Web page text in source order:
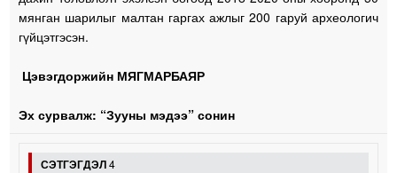
мянган шарилыг малтан гаргах ажлыг 200 гаруй археологич
гүйцэтгэсэн.
Цэвэгдоржийн МЯГМАРБАЯР
Эх сурвалж: “Зууны мэдээ” сонин
СЭТГЭГДЭЛ4